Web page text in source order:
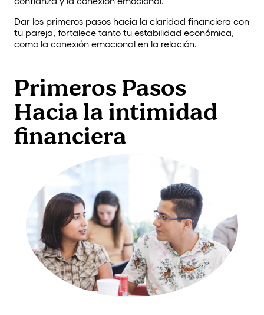
Dar los primeros pasos hacia la claridad financiera con
tu pareja, fortalece tanto tu estabilidad económica,
como la conexión emocional en la relación.
Primeros Pasos
Hacia la intimidad
financiera